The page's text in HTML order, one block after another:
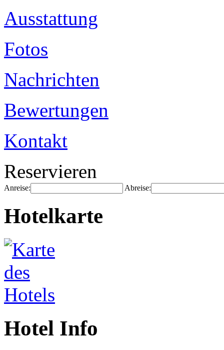
Ausstattung
Fotos
Nachrichten
Bewertungen
Kontakt
Reservieren
Anreise: Abreise:
Hotelkarte
Hotel Info